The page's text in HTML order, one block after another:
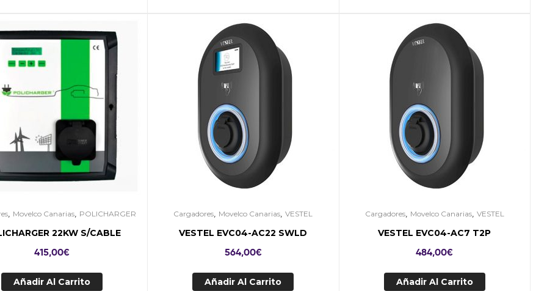
Movelco Canarias POLICHARGER
22KW S/CABLE
415,00€
Añadir Al Carrito
Cargadores Movelco Canarias ,VESTEL
VESTEL EVC04-AC22 SWLD
564,00€
Añadir Al Carrito
Cargadores, Movelco Canarias, VESTEL
VESTEL EVC04-AC7 T2P
484,00€
Añadir Al Carrito